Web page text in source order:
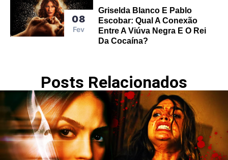
08
Fev
Griselda Blanco E Pablo
Escobar: Qual A Conexão
Entre A Viúva Negra E O Rei
Da Cocaína?
Posts Relacionados